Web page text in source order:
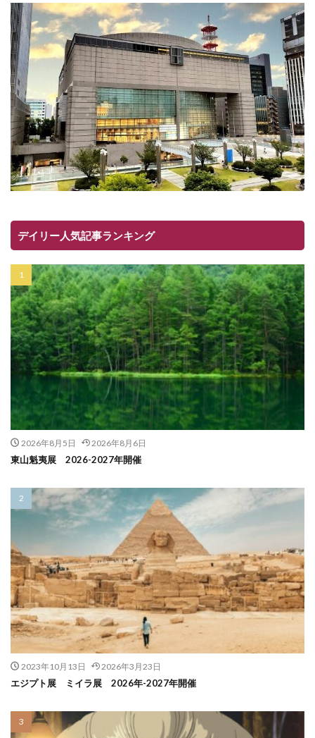
デイリー人気記事ランキング
2026年8月5日 2026年8月6日
東山魁夷展 2026-2027年開催
2023年10月13日 2026年3月23日
エジプト展 ミイラ展 2026年-2027年開催